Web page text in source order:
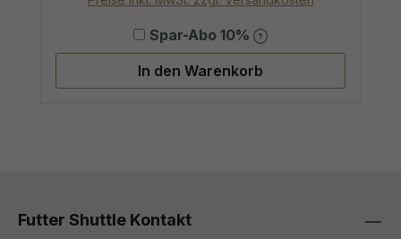
Spar-Abo 10%
In den Warenkorb
Futter Shuttle Kontakt